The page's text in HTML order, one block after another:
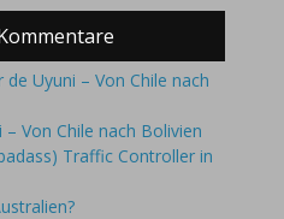
de Uyuni – Von Chile nach
– Von Chile nach Bolivien
Traffic Controller in